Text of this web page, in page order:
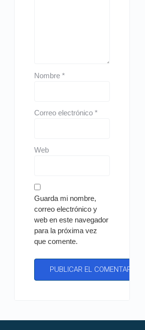
Nombre*
Correo electrónico*
Web
Guarda mi nombre,
correo electrónico y
web en este navegador
para la próxima vez
que comente.